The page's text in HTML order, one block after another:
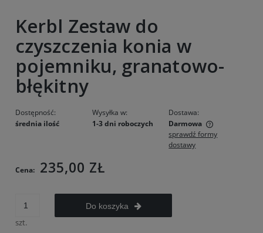
Kerbl Zestaw do
czyszczenia konia w
pojemniku, granatowo-
błękitny
Dostępność:
średnia ilość
Wysyłka w:
1-3 dni roboczych
Dostawa:
Darmowa
Cena nie zawiera ewentualnych kosztów płatności
sprawdź formy
dostawy
Cena: 235,00 ZŁ
szt.
Do koszyka